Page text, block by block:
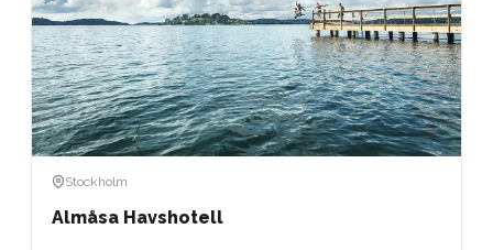
Stockholm
Almåsa Havshotell